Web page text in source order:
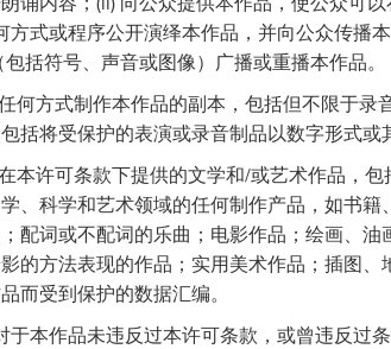
方式或程序公开演绎本作品，并向公众传播
括符号、声音或图像）广播或重播本作品。
何方式制作本作品的副本，包括但不限于录
括将受保护的表演或录音制品以数字形式或
本许可条款下提供的文学和/或艺术作品，
、科学和艺术领域的任何制作产品，如书
配词或不配词的乐曲；电影作品；绘画、
的方法表现的作品；实用美术作品；插图
而受到保护的数据汇编。
于本作品未违反过本许可条款，或曾违反过